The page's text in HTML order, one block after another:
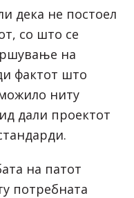
дека не постоел
со што се
на
фактот што
ниту
дали проектот
на патот
потребната